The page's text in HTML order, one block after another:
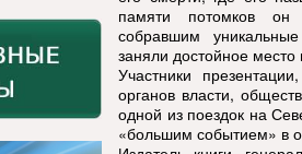
памяти потомков он
собравшим
заняли достойное
Участники
органов власти,
одной из поездок на
«большим событием» в